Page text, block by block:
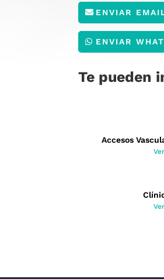
ENVIAR
ENVIAR
Te pueden
Accesos